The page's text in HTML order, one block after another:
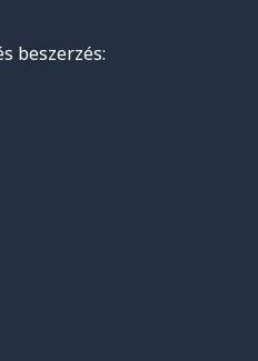
beszerzés: